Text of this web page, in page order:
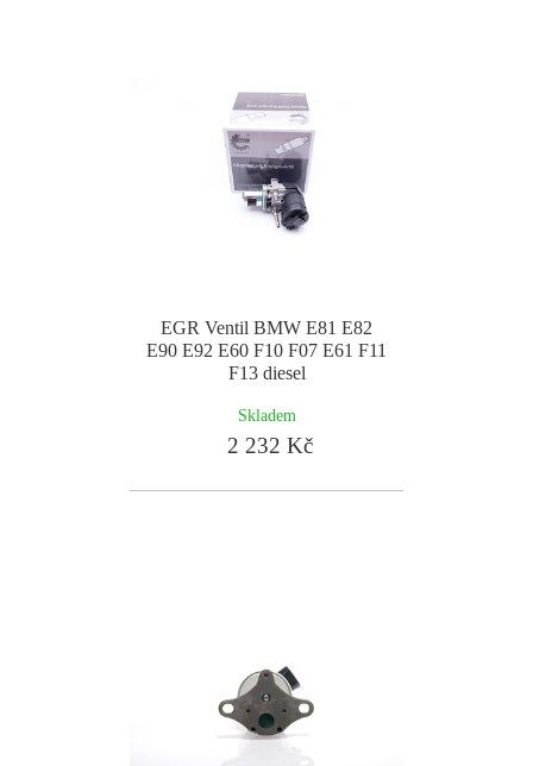
EGR Ventil BMW E81 E82
E90 E92 E60 F10 F07 E61 F11
F13 diesel
Skladem
2 232 Kč